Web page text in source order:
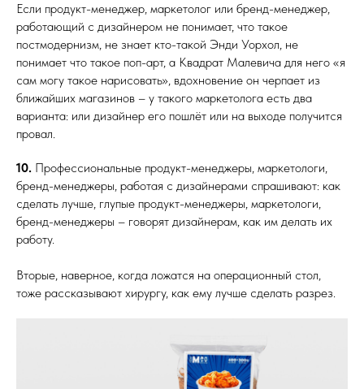
Если продукт-менеджер, маркетолог или бренд-менеджер,
работающий с дизайнером не понимает, что такое
постмодернизм, не знает кто-такой Энди Уорхол, не
понимает что такое поп-арт, а Квадрат Малевича для него «я
сам могу такое нарисовать», вдохновение он черпает из
ближайших магазинов – у такого маркетолога есть два
варианта: или дизайнер его пошлёт или на выходе получится
провал.
10. Профессиональные продукт-менеджеры, маркетологи,
бренд-менеджеры, работая с дизайнерами спрашивают: как
сделать лучше, глупые продукт-менеджеры, маркетологи,
бренд-менеджеры – говорят дизайнерам, как им делать их
работу.
Вторые, наверное, когда ложатся на операционный стол,
тоже рассказывают хирургу, как ему лучше сделать разрез.